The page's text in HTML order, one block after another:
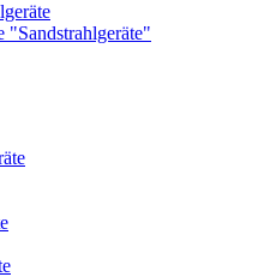
"Sandstrahlgeräte"